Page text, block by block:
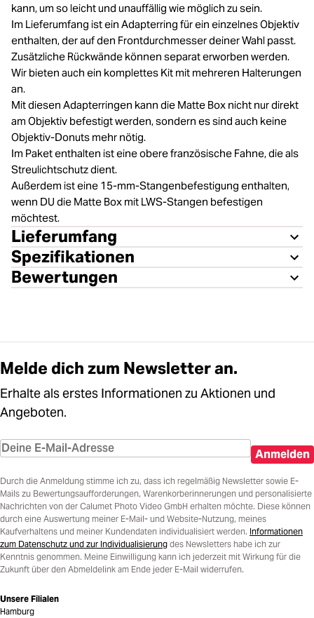
kann, um so leicht und unauffällig wie möglich zu sein.
Im Lieferumfang ist ein Adapterring für ein einzelnes Objektiv
enthalten, der auf den Frontdurchmesser deiner Wahl passt.
Zusätzliche Rückwände können separat erworben werden.
Wir bieten auch ein komplettes Kit mit mehreren Halterungen
an.
Mit diesen Adapterringen kann die Matte Box nicht nur direkt
am Objektiv befestigt werden, sondern es sind auch keine
Objektiv-Donuts mehr nötig.
Im Paket enthalten ist eine obere französische Fahne, die als
Streulichtschutz dient.
Außerdem ist eine 15-mm-Stangenbefestigung enthalten,
wenn DU die Matte Box mit LWS-Stangen befestigen
möchtest.
Lieferumfang
Spezifikationen
Bewertungen
Melde dich zum Newsletter an.
Erhalte als erstes Informationen zu Aktionen und
Angeboten.
Anmelden
Durch die Anmeldung stimme ich zu, dass ich regelmäßig Newsletter sowie E-
Mails zu Bewertungsaufforderungen, Warenkorberinnerungen und personalisierte
Nachrichten von der Calumet Photo Video GmbH erhalten möchte. Diese können
durch eine Auswertung meiner E-Mail- und Website-Nutzung, meines
Kaufverhaltens und meiner Kundendaten individualisiert werden. Informationen
zum Datenschutz und zur Individualisierung des Newsletters habe ich zur
Kenntnis genommen. Meine Einwilligung kann ich jederzeit mit Wirkung für die
Zukunft über den Abmeldelink am Ende jeder E-Mail widerrufen.
Unsere Filialen
Hamburg